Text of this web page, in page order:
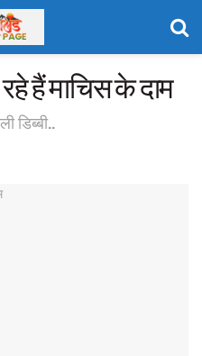
हैं माचिस के दाम
डिब्बी..